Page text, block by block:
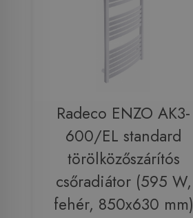
Radeco ENZO AK3-
600/EL standard
törölközőszárítós
csőradiátor (595 W,
fehér, 850x630 mm)